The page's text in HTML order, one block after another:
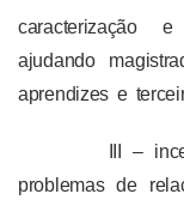
caracterização
ajudando
aprendizes e
III –
problemas de